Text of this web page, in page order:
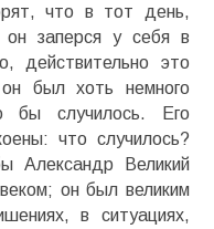
что в тот день,
он заперся у себя в
действительно это
был хоть немного
бы случилось. Его
что случилось?
Александр Великий
он был великим
в ситуациях,